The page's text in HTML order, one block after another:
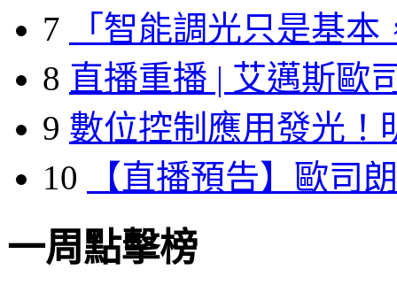
7
「智能調光只是基本
8 直播重播 | 艾邁斯歐
9 數位控制應用發光！
10
【直播預告】歐司
一周點擊榜